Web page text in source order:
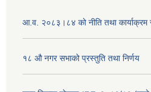
आ.व. २०८३।८४ को नीति तथा
१८ औ नगर सभाको प्रस्तुति तथा निर्णय